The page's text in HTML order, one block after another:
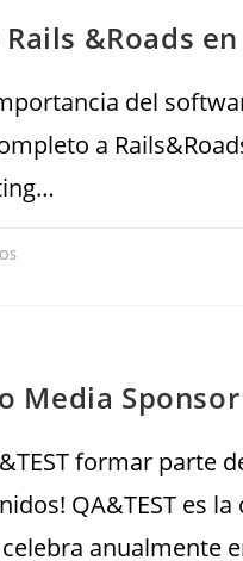
&Roads en
del
a
Media
formar parte
QA&TEST es
anualmente